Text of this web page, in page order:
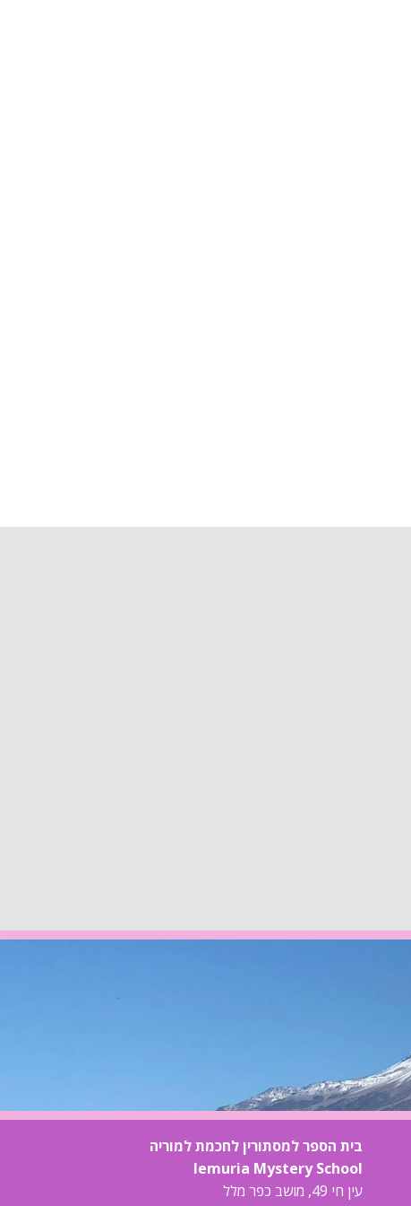
בית הספר למסתורין לחכמת למוריה
lemuria Mystery School
עין חי 49, מושב כפר מלל